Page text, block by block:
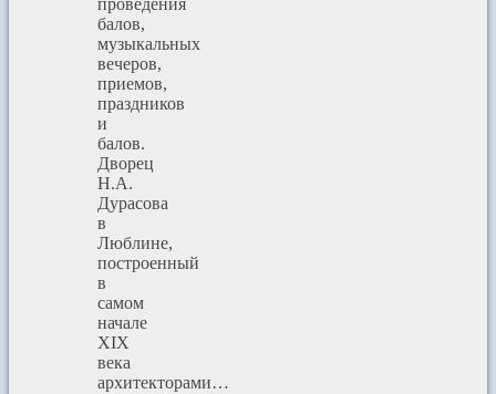
проведения
балов,
музыкальных
вечеров,
приемов,
праздников
и
балов.
Дворец
Н.А.
Дурасова
в
Люблине,
построенный
в
самом
начале
XIX
века
архитекторами…